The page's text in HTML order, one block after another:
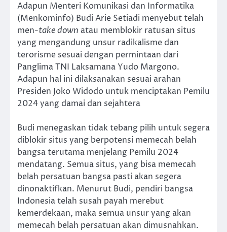
Adapun Menteri Komunikasi dan Informatika
(Menkominfo) Budi Arie Setiadi menyebut telah
men-take down atau memblokir ratusan situs
yang mengandung unsur radikalisme dan
terorisme sesuai dengan permintaan dari
Panglima TNI Laksamana Yudo Margono.
Adapun hal ini dilaksanakan sesuai arahan
Presiden Joko Widodo untuk menciptakan Pemilu
2024 yang damai dan sejahtera
Budi menegaskan tidak tebang pilih untuk segera
diblokir situs yang berpotensi memecah belah
bangsa terutama menjelang Pemilu 2024
mendatang. Semua situs, yang bisa memecah
belah persatuan bangsa pasti akan segera
dinonaktifkan. Menurut Budi, pendiri bangsa
Indonesia telah susah payah merebut
kemerdekaan, maka semua unsur yang akan
memecah belah persatuan akan dimusnahkan.